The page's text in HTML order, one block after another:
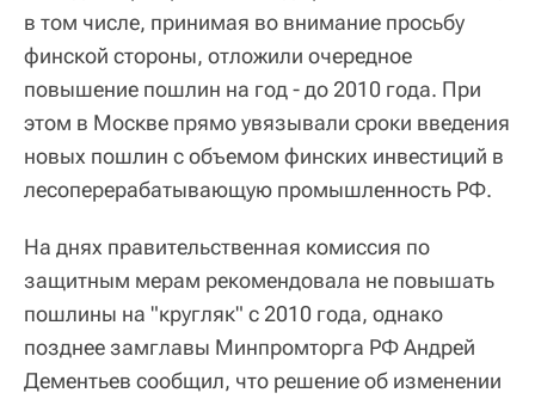
в том числе, принимая во внимание просьбу
финской стороны, отложили очередное
повышение пошлин на год - до 2010 года. При
этом в Москве прямо увязывали сроки введения
новых пошлин с объемом финских инвестиций в
лесоперерабатывающую промышленность РФ.
На днях правительственная комиссия по
защитным мерам рекомендовала не повышать
пошлины на "кругляк" с 2010 года, однако
позднее замглавы Минпромторга РФ Андрей
Дементьев сообщил, что решение об изменении